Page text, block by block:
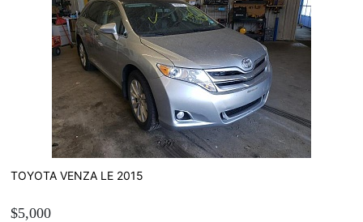
Рассчитать стоимость пригона
TOYOTA VENZA LE 2015
$5,000